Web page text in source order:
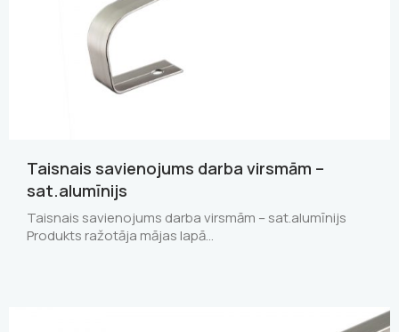
Taisnais savienojums darba virsmām –
sat.alumīnijs
Taisnais savienojums darba virsmām – sat.alumīnijs
Produkts ražotāja mājas lapā…